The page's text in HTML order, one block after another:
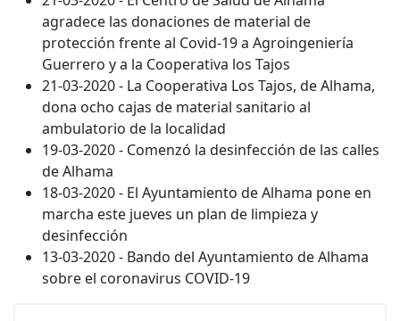
agradece las donaciones de material de
protección frente al Covid-19 a Agroingeniería
Guerrero y a la Cooperativa los Tajos
21-03-2020 - La Cooperativa Los Tajos, de Alhama,
dona ocho cajas de material sanitario al
ambulatorio de la localidad
19-03-2020 - Comenzó la desinfección de las calles
de Alhama
18-03-2020 - El Ayuntamiento de Alhama pone en
marcha este jueves un plan de limpieza y
desinfección
13-03-2020 - Bando del Ayuntamiento de Alhama
sobre el coronavirus COVID-19